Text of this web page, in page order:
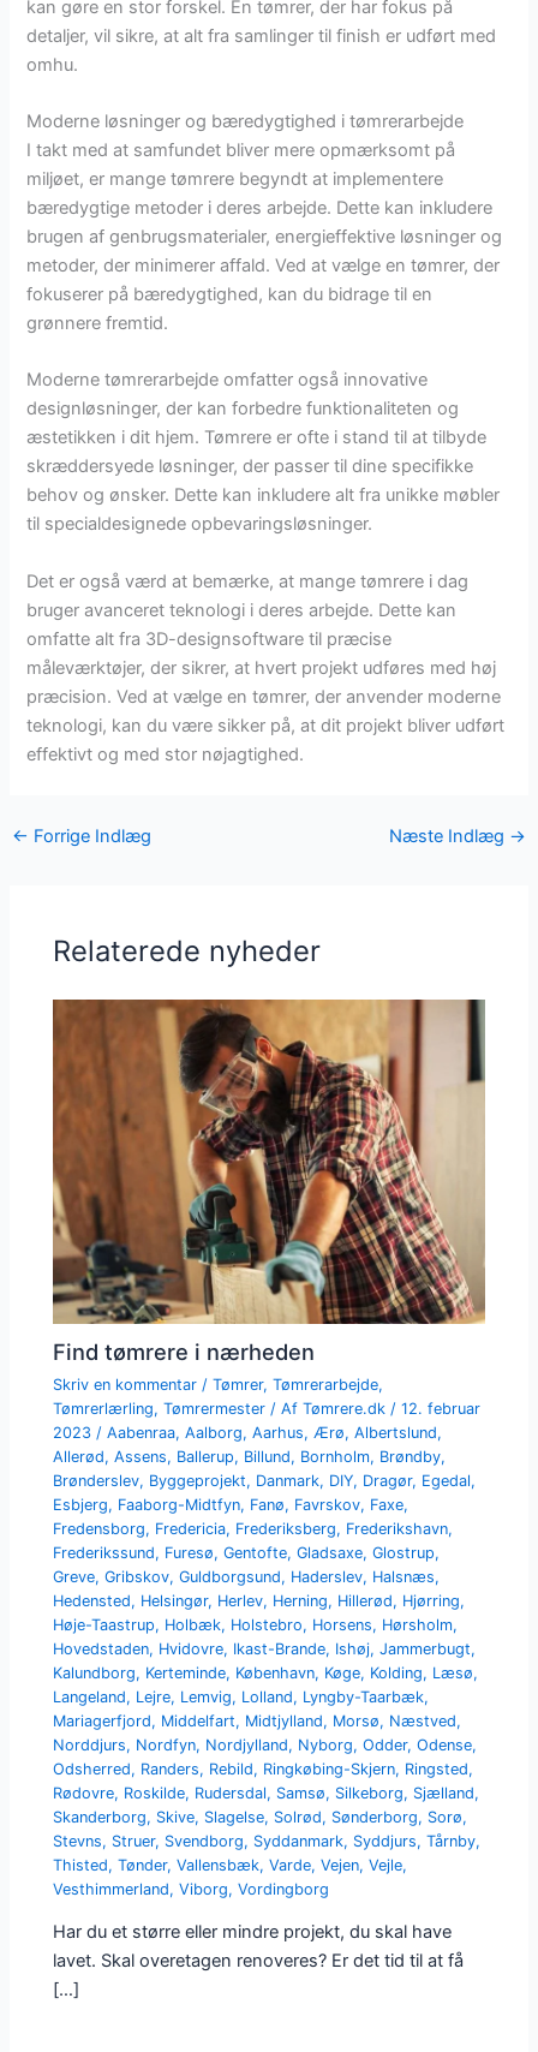
kan gøre en stor forskel. En tømrer, der har fokus på
detaljer, vil sikre, at alt fra samlinger til finish er udført med
omhu.
Moderne løsninger og bæredygtighed i tømrerarbejde
I takt med at samfundet bliver mere opmærksomt på
miljøet, er mange tømrere begyndt at implementere
bæredygtige metoder i deres arbejde. Dette kan inkludere
brugen af genbrugsmaterialer, energieffektive løsninger og
metoder, der minimerer affald. Ved at vælge en tømrer, der
fokuserer på bæredygtighed, kan du bidrage til en
grønnere fremtid.
Moderne tømrerarbejde omfatter også innovative
designløsninger, der kan forbedre funktionaliteten og
æstetikken i dit hjem. Tømrere er ofte i stand til at tilbyde
skræddersyede løsninger, der passer til dine specifikke
behov og ønsker. Dette kan inkludere alt fra unikke møbler
til specialdesignede opbevaringsløsninger.
Det er også værd at bemærke, at mange tømrere i dag
bruger avanceret teknologi i deres arbejde. Dette kan
omfatte alt fra 3D-designsoftware til præcise
måleværktøjer, der sikrer, at hvert projekt udføres med høj
præcision. Ved at vælge en tømrer, der anvender moderne
teknologi, kan du være sikker på, at dit projekt bliver udført
effektivt og med stor nøjagtighed.
← Forrige Indlæg Næste Indlæg →
Relaterede nyheder
Find tømrere i nærheden
Skriv en kommentar /Tømrer,Tømrerarbejde,
Tømrerlærling,Tømrermester / AfTømrere.dk/12. februar
2023/Aabenraa,Aalborg,Aarhus,Ærø,Albertslund,
Allerød,Assens, Ballerup, Billund, Bornholm, Brøndby,
Brønderslev, Byggeprojekt, Danmark, DIY, Dragør, Egedal,
Esbjerg, Faaborg-Midtfyn, Fanø, Favrskov, Faxe,
Fredensborg, Fredericia, Frederiksberg, Frederikshavn,
Frederikssund, Furesø,Gentofte,Gladsaxe,Glostrup,
Greve,Gribskov,Guldborgsund, Haderslev, Halsnæs,
Hedensted, Helsingør, Herlev, Herning, Hillerød, Hjørring,
Høje-Taastrup, Holbæk, Holstebro, Horsens, Hørsholm,
Hovedstaden, Hvidovre, Ikast-Brande, Ishøj,Jammerbugt,
Kalundborg, Kerteminde, København, Køge, Kolding, Læsø,
Langeland, Lejre, Lemvig, Lolland, Lyngby-Taarbæk,
Mariagerfjord, Middelfart, Midtjylland, Morsø, Næstved,
Norddjurs, Nordfyn, Nordjylland, Nyborg,Odder,Odense,
Odsherred, Randers, Rebild, Ringkøbing-Skjern, Ringsted,
Rødovre, Roskilde, Rudersdal, Samsø, Silkeborg, Sjælland,
Skanderborg, Skive, Slagelse, Solrød, Sønderborg, Sorø,
Stevns, Struer, Svendborg, Syddanmark, Syddjurs,Tårnby,
Thisted,Tønder,Vallensbæk,Varde,Vejen,Vejle,
Vesthimmerland,Viborg,Vordingborg
Har du et større eller mindre projekt, du skal have
lavet. Skal overetagen renoveres? Er det tid til at få
[…]